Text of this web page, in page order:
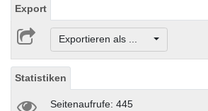
Export
Exportieren als ...
Statistiken
Seitenaufrufe: 445